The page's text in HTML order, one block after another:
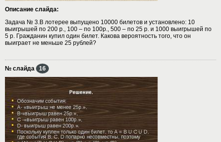
Описание слайда:
Задача № 3.В лотерее выпущено 10000 билетов и установлено: 10
выигрышей по 200 р., 100 – по 100р., 500 – по 25 р. и 1000 выигрышей по
5 р. Гражданин купил один билет. Какова вероятность того, что он
выиграет не меньше 25 рублей?
№ слайда 16